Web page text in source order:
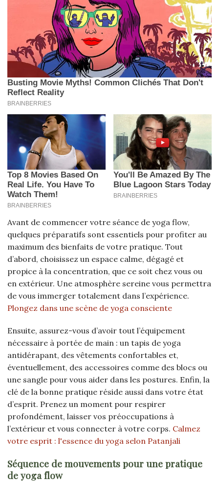
Avant de commencer votre séance de yoga flow,
quelques préparatifs sont essentiels pour profiter au
maximum des bienfaits de votre pratique. Tout
d’abord, choisissez un espace calme, dégagé et
propice à la concentration, que ce soit chez vous ou
en extérieur. Une atmosphère sereine vous permettra
de vous immerger totalement dans l’expérience.
Plongez dans une scène de yoga consciente
Ensuite, assurez-vous d’avoir tout l’équipement
nécessaire à portée de main : un tapis de yoga
antidérapant, des vêtements confortables et,
éventuellement, des accessoires comme des blocs ou
une sangle pour vous aider dans les postures. Enfin, la
clé de la bonne pratique réside aussi dans votre état
d’esprit. Prenez un moment pour respirer
profondément, laisser vos préoccupations à
l’extérieur et vous connecter à votre corps. Calmez
votre esprit : l'essence du yoga selon Patanjali
Séquence de mouvements pour une pratique
de yoga flow